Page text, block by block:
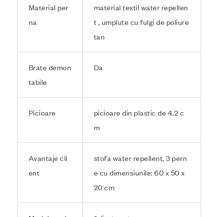
Material per
na
material textil water repellen
t , umplute cu fulgi de poliure
tan
Brate demon
tabile
Da
Picioare
picioare din plastic de 4.2 c
m
Avantaje cli
ent
stofa water repellent, 3 pern
e cu dimensiunile: 60 x 50 x
20 cm